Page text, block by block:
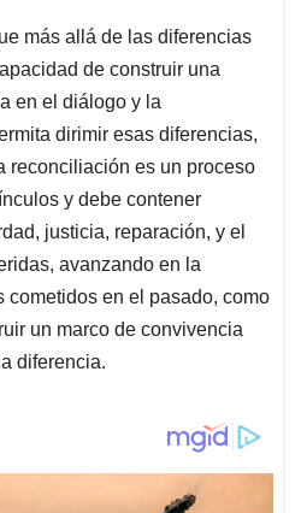
más allá de las diferencias
de construir una
en el diálogo y la
dirimir esas diferencias,
reconciliación es un proceso
y debe contener
justicia, reparación, y el
avanzando en la
cometidos en el pasado, como
un marco de convivencia
diferencia.